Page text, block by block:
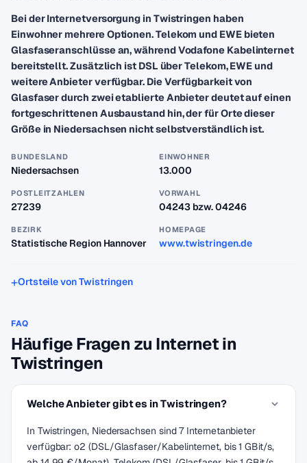
Bei der Internetversorgung in Twistringen haben
Einwohner mehrere Optionen. Telekom und EWE bieten
Glasfaseranschlüsse an, während Vodafone Kabelinternet
bereitstellt. Zusätzlich ist DSL über Telekom, EWE und
weitere Anbieter verfügbar. Die Verfügbarkeit von
Glasfaser durch zwei etablierte Anbieter deutet auf einen
fortgeschrittenen Ausbaustand hin, der für Orte dieser
Größe in Niedersachsen nicht selbstverständlich ist.
BUNDESLAND
Niedersachsen
EINWOHNER
13.000
POSTLEITZAHLEN
27239
VORWAHL
04243 bzw. 04246
BEZIRK
Statistische Region Hannover
HOMEPAGE
www.twistringen.de
Ortsteile von Twistringen
FAQ
Häufige Fragen zu Internet in
Twistringen
Welche Anbieter gibt es in Twistringen?
In Twistringen, Niedersachsen sind 7 Internetanbieter
verfügbar: o2 (DSL/Glasfaser/Kabelinternet, bis 1 GBit/s,